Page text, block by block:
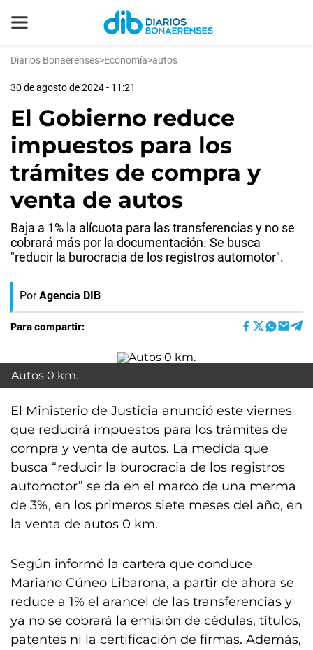
Diarios Bonaerenses>Economía>autos
30 de agosto de 2024 - 11:21
El Gobierno reduce
impuestos para los
trámites de compra y
venta de autos
Baja a 1% la alícuota para las transferencias y no se
cobrará más por la documentación. Se busca
"reducir la burocracia de los registros automotor".
Por Agencia DIB
Para compartir:
Autos 0 km.
El Ministerio de Justicia anunció este viernes
que reducirá impuestos para los trámites de
compra y venta de autos. La medida que
busca “reducir la burocracia de los registros
automotor” se da en el marco de una merma
de 3%, en los primeros siete meses del año, en
la venta de autos 0 km.
Según informó la cartera que conduce
Mariano Cúneo Libarona, a partir de ahora se
reduce a 1% el arancel de las transferencias y
ya no se cobrará la emisión de cédulas, títulos,
patentes ni la certificación de firmas. Además,